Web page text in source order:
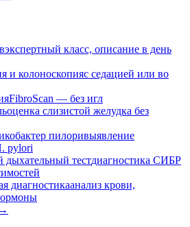
экспертный класс, описание в день
и колоноскопияс седацией или во
FibroScan — без игл
оценка слизистой желудка без
пилоривыявление
pylori
тестдиагностика СИБР
диагностикаанализ крови,